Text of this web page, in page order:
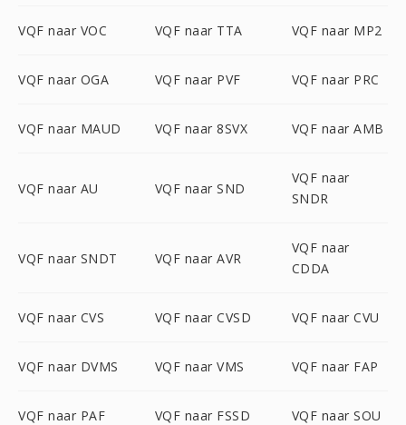
VQF naar VOC VQF naar TTA VQF naar MP2
VQF naar OGA VQF naar PVF VQF naar PRC
VQF naar MAUD VQF naar 8SVX VQF naar AMB
VQF naar AU VQF naar SND
VQF naar
SNDR
VQF naar SNDT VQF naar AVR
VQF naar
CDDA
VQF naar CVS VQF naar CVSD VQF naar CVU
VQF naar DVMS VQF naar VMS VQF naar FAP
VQF naar PAF VQF naar FSSD VQF naar SOU